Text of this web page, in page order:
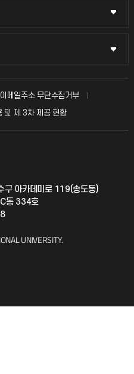
이메일주소 무단수집거부
및 제 3차 제공 현황
아카데미로 119(송도동)
동 334호
UNIVERSITY.